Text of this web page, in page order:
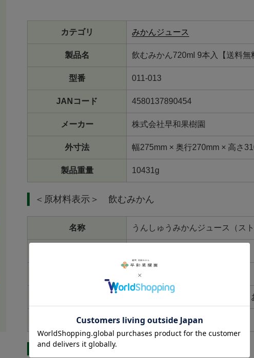
カテゴリ みかんジュース
製品名 飲むみかん720ml 9本入【送料無
型番 011-013
JANコード 4580137890454
メーカー 株式会社早和果樹園
外寸法 幅275mm × 奥行270mm × 高さ
製品重量 10431g
＜原材料表示＞ 飲むみかん
名称 うんしゅうみかんジュース（スト
720ml
製造日より1年（商品に記載して
保存方法 直射日光を避け、常温保存
＜栄養成分表示 100mlあたり＞ 飲むみかん